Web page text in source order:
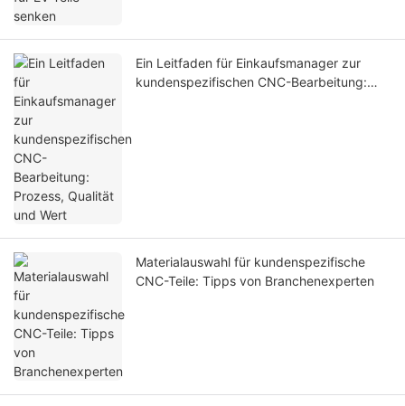
Ein Leitfaden für Einkaufsmanager zur
kundenspezifischen CNC-Bearbeitung:
Materialauswahl für kundenspezifische
CNC-Teile: Tipps von Branchenexperten